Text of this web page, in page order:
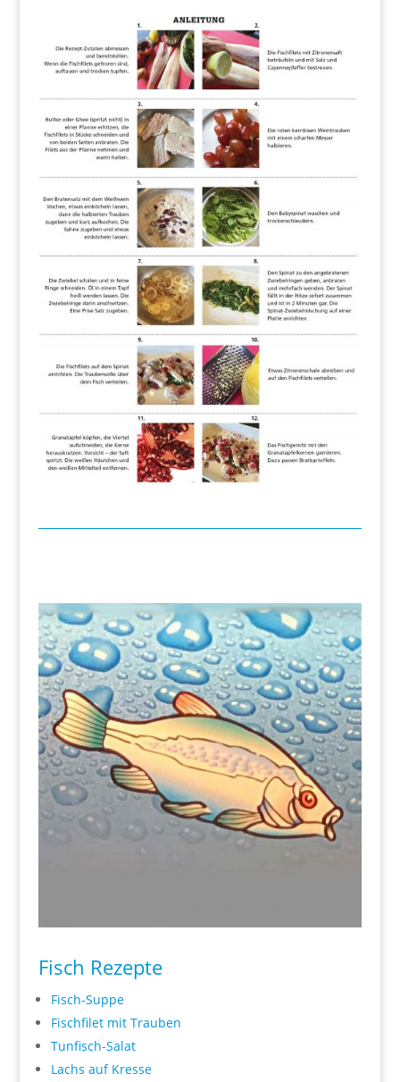
Fisch Rezepte
Fisch-Suppe
Fischfilet mit Trauben
Tunfisch-Salat
Lachs auf Kresse